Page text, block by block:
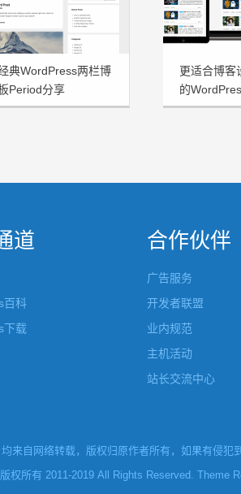
典WordPress两栏博
Period分享
更适合博客
的
享
道
百科
下载
合作伙伴
广告服务
开发者联盟
业内规范
主机活动
站长交流中心
来自网络转载，版权归原作者所有，如果有侵
权所有 2011-2019 All Rights Reserved. Theme